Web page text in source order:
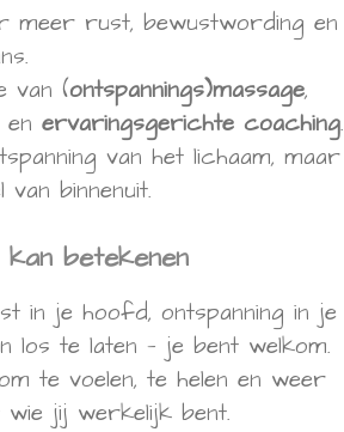
meer rust, bewustwording en
van (ontspannings)massage,
ervaringsgerichte coaching.
van het lichaam, maar
binnenuit.
betekenen
in je hoofd, ontspanning in je
te laten — je bent welkom.
te voelen, te helen en weer
jij werkelijk bent.